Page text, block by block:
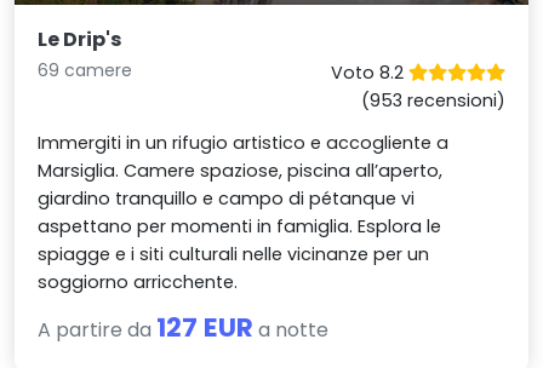
Le Drip's
69 camere
Voto 8.2
(953 recensioni)
Immergiti in un rifugio artistico e accogliente a
Marsiglia. Camere spaziose, piscina all’aperto,
giardino tranquillo e campo di pétanque vi
aspettano per momenti in famiglia. Esplora le
spiagge e i siti culturali nelle vicinanze per un
soggiorno arricchente.
A partire da 127 EUR a notte